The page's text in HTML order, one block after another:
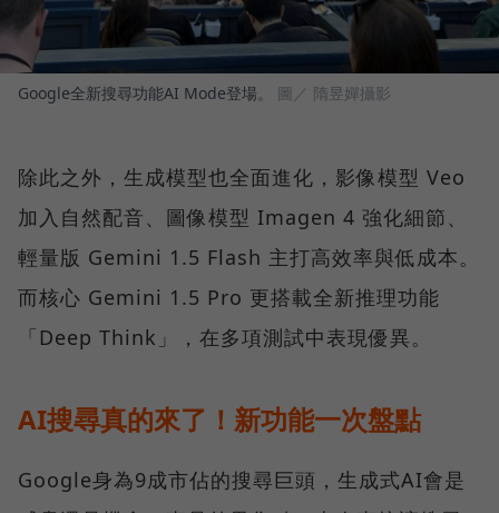
Google全新搜尋功能AI Mode登場。 圖／ 隋昱嬋攝影
除此之外，生成模型也全面進化，影像模型 Veo
加入自然配音、圖像模型 Imagen 4 強化細節、
輕量版 Gemini 1.5 Flash 主打高效率與低成本。
而核心 Gemini 1.5 Pro 更搭載全新推理功能
「Deep Think」，在多項測試中表現優異。
AI搜尋真的來了！新功能一次盤點
Google身為9成市佔的搜尋巨頭，生成式AI會是